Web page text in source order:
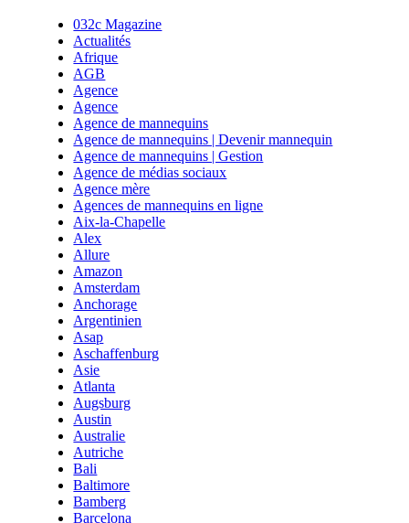
032c Magazine
Actualités
Afrique
AGB
Agence
Agence
Agence de mannequins
Agence de mannequins | Devenir mannequin
Agence de mannequins | Gestion
Agence de médias sociaux
Agence mère
Agences de mannequins en ligne
Aix-la-Chapelle
Alex
Allure
Amazon
Amsterdam
Anchorage
Argentinien
Asap
Aschaffenburg
Asie
Atlanta
Augsburg
Austin
Australie
Autriche
Bali
Baltimore
Bamberg
Barcelona